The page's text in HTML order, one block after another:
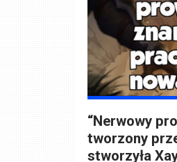
“Nerwowy
tworzony
stworzyła